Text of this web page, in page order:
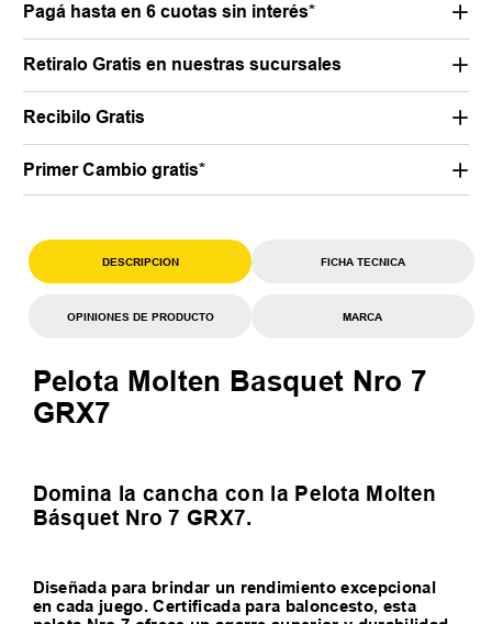
Pagá hasta en 6 cuotas sin interés*
Retiralo Gratis en nuestras sucursales
Recibilo Gratis
Primer Cambio gratis*
DESCRIPCION FICHA TECNICA
OPINIONES DE PRODUCTO MARCA
Pelota Molten Basquet Nro 7
GRX7
Domina la cancha con la Pelota Molten
Básquet Nro 7 GRX7.
Diseñada para brindar un rendimiento excepcional
en cada juego. Certificada para baloncesto, esta